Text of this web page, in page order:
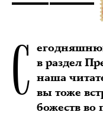
С в раздел
наша
вы тоже
божеств во